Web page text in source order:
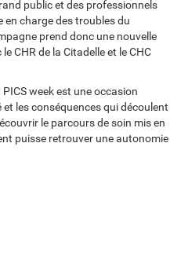
public et des professionnels
en charge des troubles du
prend donc une nouvelle
CHR de la Citadelle et le CHC
week est une occasion
les conséquences qui découlent
le parcours de soin mis en
puisse retrouver une autonomie